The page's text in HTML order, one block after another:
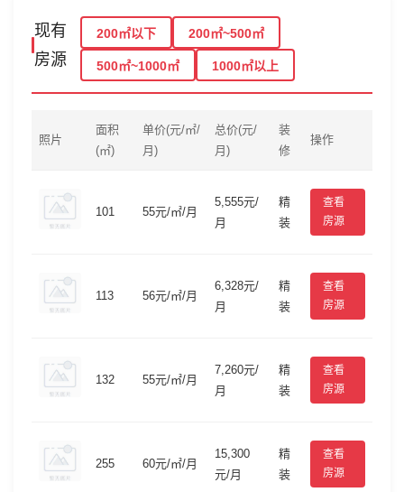
现有
房源
200㎡以下 200㎡~500㎡
500㎡~1000㎡ 1000㎡以上
照片
面积
(㎡)
单价(元/㎡/
月)
总价(元/
月)
装
修
操作
101 55元/㎡/月
5,555元/
月
精
装
查看
房源
113 56元/㎡/月
6,328元/
月
精
装
查看
房源
132 55元/㎡/月
7,260元/
月
精
装
查看
房源
255 60元/㎡/月
15,300
元/月
精
装
查看
房源